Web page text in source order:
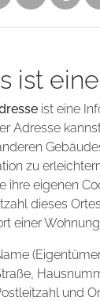
ist
ist eine
Adresse
zu
ihre eigenen
dieses
einer
und